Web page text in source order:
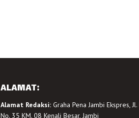
ALAMAT:
Alamat Redaksi:Graha Pena Jambi Ekspres,
No. 35 KM. 08 Kenali Besar, Jambi